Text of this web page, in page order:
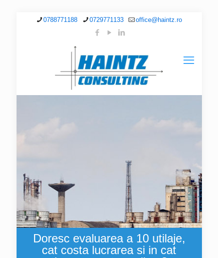
0788771188 0729771133 office@haintz.ro
Doresc evaluarea a 10 utilaje,
cat costa lucrarea si in cat